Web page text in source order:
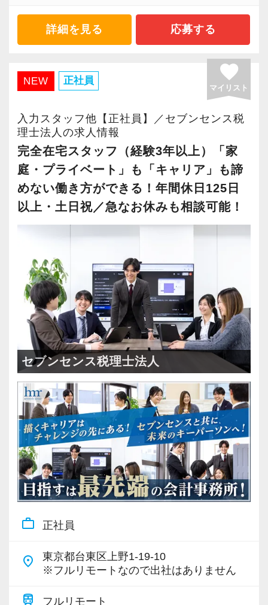
・経験値が自然と積み上がる環境
・有給取得率90％以上
・繁忙期も月30～40h程度
・男性の育休取得率100％
・テレワーク導入済み
・全席デュアルモニタ完備
＜幅広い経験・成長環境＞
・9割が紹介の安定基盤
・個人～大企業まで幅広く経験可能
・税務顧問＋資産税に関与
・相続／事業承継／M&Aにも対応
＜成長中の税理士法人＞
・全国14拠点で事業展開
・従業員240名以上に拡大
・会計・税務・財務・労務まで対応
・専門家が在籍しワンストップ支援
＜学びを後押し＞
・書籍購入費／研修費は全額会社負担
・隔月で税法・実務の学習会あり
・資格取得を目指す社員が多数
＜募集の背景＞
・組織力強化に向けた採用
詳細を見る 応募する
NEW 正社員 favorite
マイリスト
入力スタッフ他【正社員】／セブンセンス税
理士法人の求人情報
完全在宅スタッフ（経験3年以上）「家
庭・プライベート」も「キャリア」も諦
めない働き方ができる！年間休日125日
以上・土日祝／急なお休みも相談可能！
セブンセンス税理士法人
work_outline 正社員
place
東京都台東区上野1-19-10
※フルリモートなので出社はありません
train フルリモート